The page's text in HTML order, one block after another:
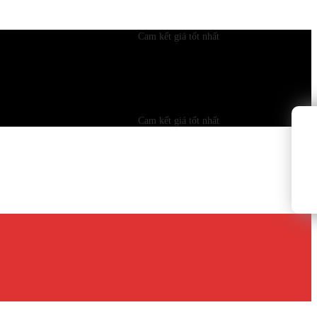
Cam kết giá tốt nhất
Cam kết giá tốt nhất